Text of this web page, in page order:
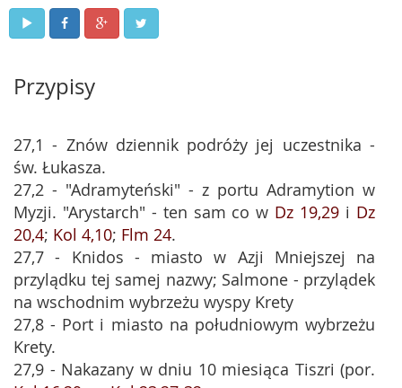
Przypisy
27,1 - Znów dziennik podróży jej uczestnika -
św. Łukasza.
27,2 - "Adramyteński" - z portu Adramytion w
Myzji. "Arystarch" - ten sam co w Dz 19,29 i Dz
20,4; Kol 4,10; Flm 24.
27,7 - Knidos - miasto w Azji Mniejszej na
przylądku tej samej nazwy; Salmone - przylądek
na wschodnim wybrzeżu wyspy Krety
27,8 - Port i miasto na południowym wybrzeżu
Krety.
27,9 - Nakazany w dniu 10 miesiąca Tiszri (por.